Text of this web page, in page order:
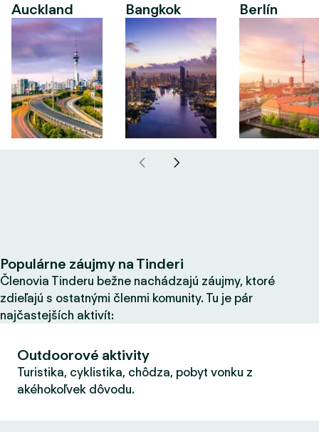
Auckland Bangkok Berlín
Populárne záujmy na Tinderi
Členovia Tinderu bežne nachádzajú záujmy, ktoré
zdieľajú s ostatnými členmi komunity. Tu je pár
najčastejších aktivít:
Outdoorové aktivity
Turistika, cyklistika, chôdza, pobyt vonku z
akéhokoľvek dôvodu.